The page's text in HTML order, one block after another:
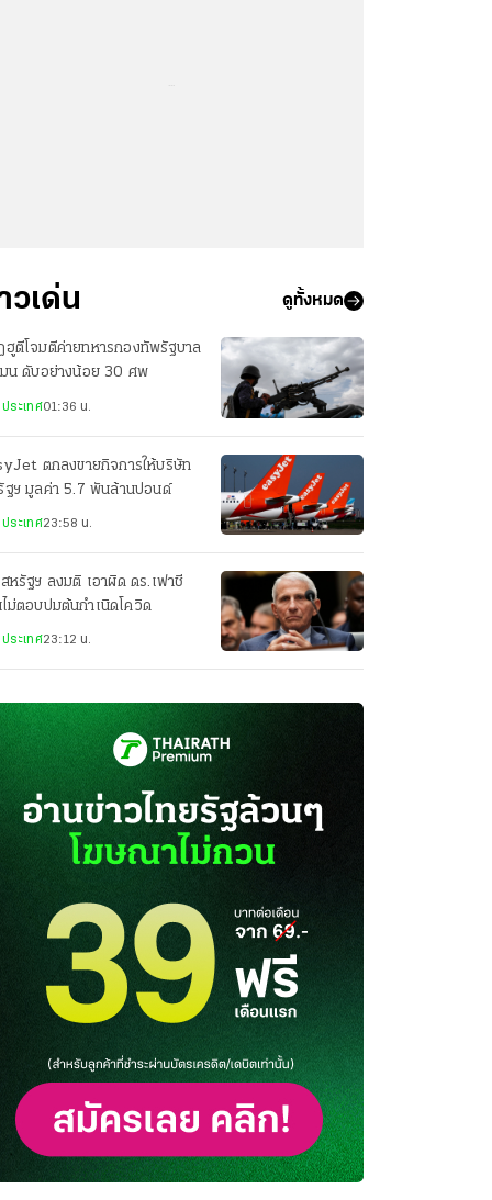
วเด่น ดูทั้งหมด
ฮูตีโจมตีค่ายทหารกองทัพรัฐบาล
มน ดับอย่างน้อย 30 ศพ
ระเทศ01:36 น.
ตกลงขายกิจการให้บริษัท
ฐฯ มูลค่า 5.7 พันล้านปอนด์
ระเทศ23:58 น.
หรัฐฯ ลงมติ เอาผิด ดร.เฟาชี
ไม่ตอบปมต้นกำเนิดโควิด
ระเทศ23:12 น.